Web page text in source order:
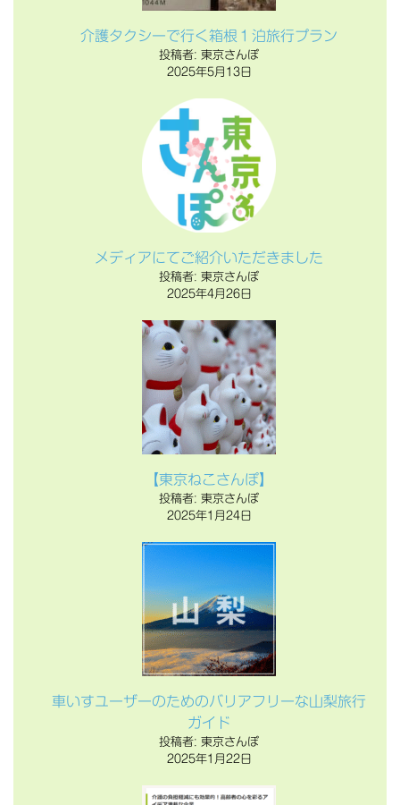
介護タクシーで行く箱根１泊旅行プラン
投稿者: 東京さんぽ
2025年5月13日
メディアにてご紹介いただきました
投稿者: 東京さんぽ
2025年4月26日
【東京ねこさんぽ】
投稿者: 東京さんぽ
2025年1月24日
車いすユーザーのためのバリアフリーな山梨旅行
ガイド
投稿者: 東京さんぽ
2025年1月22日